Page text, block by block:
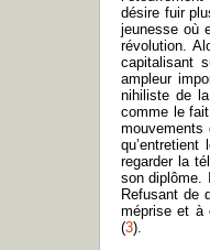
désire fuir
jeunesse où
révolution.
capitalisant
ampleur
nihiliste de
comme le
mouvements
regarder la
son diplôme.
Refusant de
méprise et à
(3).